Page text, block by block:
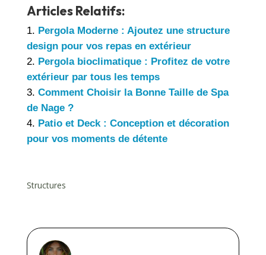
Articles Relatifs:
Pergola Moderne : Ajoutez une structure
design pour vos repas en extérieur
Pergola bioclimatique : Profitez de votre
extérieur par tous les temps
Comment Choisir la Bonne Taille de Spa
de Nage ?
Patio et Deck : Conception et décoration
pour vos moments de détente
Structures